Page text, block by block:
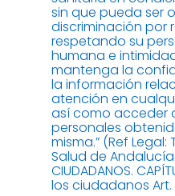
sin que pueda ser
discriminación por
respetando su
humana e
mantenga la
la información
atención en
así como acceder
personales
misma.” (Ref Legal:
Salud de Andalucía.
CIUDADANOS.
los ciudadanos Art.